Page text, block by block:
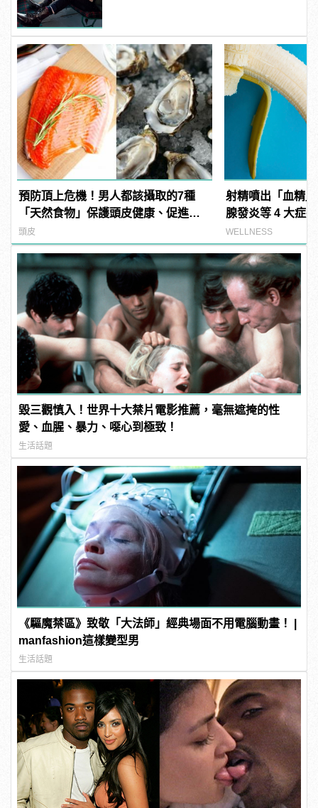
預防頂上危機！男人都該攝取的7種
「天然食物」保護頭皮健康、促進生
髮！
頭皮
射精噴出「血精
腺發炎等 4 大症
注意！
WELLNESS
毀三觀慎入！世界十大禁片電影推薦，毫無遮掩的性
愛、血腥、暴力、噁心到極致！
生活話題
《驅魔禁區》致敬「大法師」經典場面不用電腦動畫！ |
manfashion這樣變型男
生活話題